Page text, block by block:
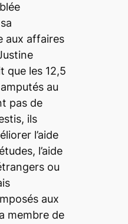
aux affaires
que les 12,5
au
pas de
ils
l’aide
l’aide
ou
aux
membre de